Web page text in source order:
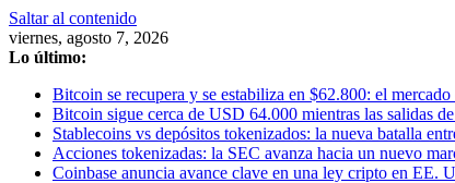
Saltar al contenido
viernes, agosto 7, 2026
Lo último:
Bitcoin se recupera y se estabiliza en $62.800: el
Bitcoin sigue cerca de USD 64.000 mientras las salidas
Stablecoins vs depósitos tokenizados: la nueva batalla
Acciones tokenizadas: la SEC avanza hacia un nuevo
Coinbase anuncia avance clave en una ley cripto en EE.